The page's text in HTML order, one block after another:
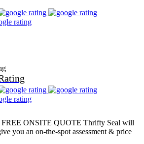
FREE ONSITE QUOTE Thrifty Seal will
you an on-the-spot assessment & price